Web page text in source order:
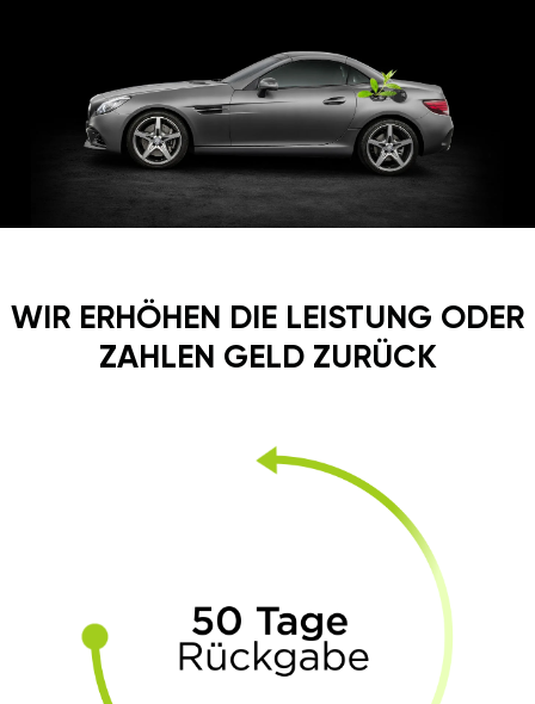
WIR ERHÖHEN DIE LEISTUNG ODER
ZAHLEN GELD ZURÜCK